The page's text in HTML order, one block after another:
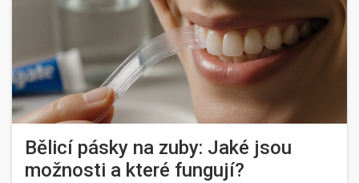
Bělicí pásky na zuby: Jaké jsou
možnosti a které fungují?